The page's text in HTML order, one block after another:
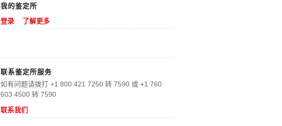
我的鉴定所
登录
了解更多
联系鉴定所服务
如有问题请拨打 +1 800 421 7250 转 7590 或 +1 760
603 4500 转 7590
联系我们